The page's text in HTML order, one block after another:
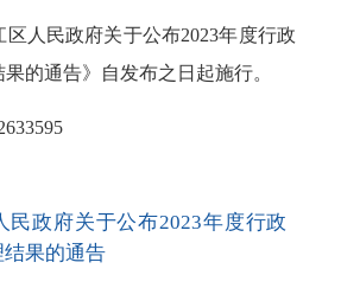
民政府关于公布2023年度行政
的通告》自发布之日起施行。
民政府关于公布2023年度行政
果的通告